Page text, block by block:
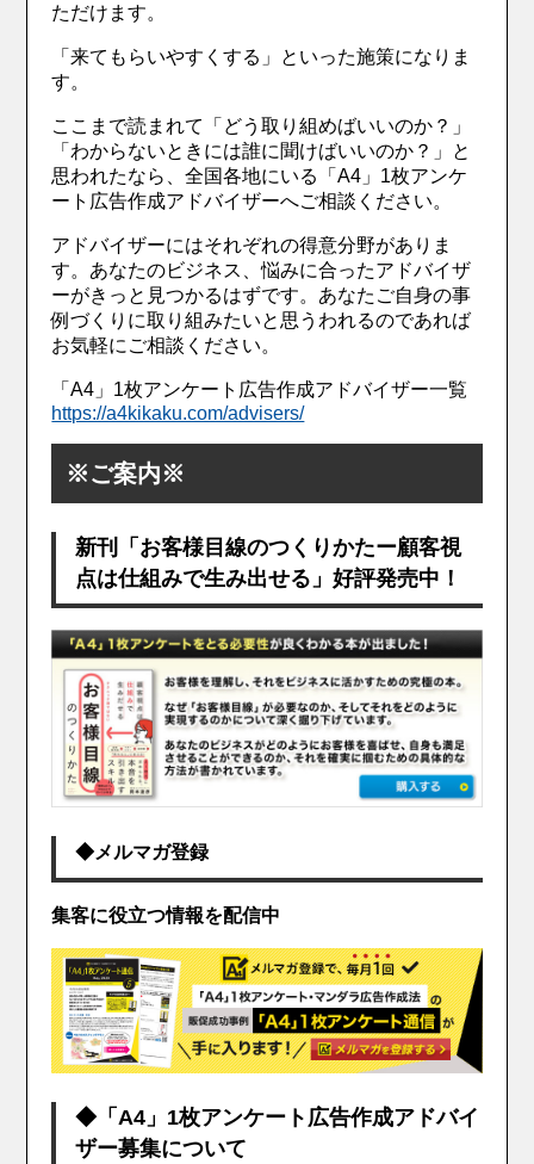
ただけます。
「来てもらいやすくする」といった施策になりま
す。
ここまで読まれて「どう取り組めばいいのか？」
「わからないときには誰に聞けばいいのか？」と
思われたなら、全国各地にいる「A4」1枚アンケ
ート広告作成アドバイザーへご相談ください。
アドバイザーにはそれぞれの得意分野がありま
す。あなたのビジネス、悩みに合ったアドバイザ
ーがきっと見つかるはずです。あなたご自身の事
例づくりに取り組みたいと思うわれるのであれば
お気軽にご相談ください。
「A4」1枚アンケート広告作成アドバイザー一覧
https://a4kikaku.com/advisers/
※ご案内※
新刊「お客様目線のつくりかたー顧客視
点は仕組みで生み出せる」好評発売中！
◆メルマガ登録
集客に役立つ情報を配信中
◆「A4」1枚アンケート広告作成アドバイ
ザー募集について